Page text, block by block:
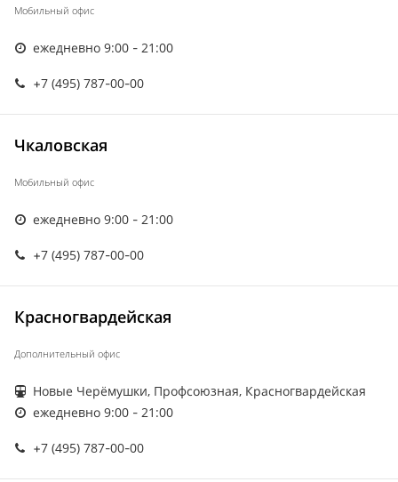
Мобильный офис
ежедневно 9:00 - 21:00
+7 (495) 787-00-00
Чкаловская
Мобильный офис
ежедневно 9:00 - 21:00
+7 (495) 787-00-00
Красногвардейская
Дополнительный офис
Новые Черёмушки, Профсоюзная, Красногвардейская
ежедневно 9:00 - 21:00
+7 (495) 787-00-00